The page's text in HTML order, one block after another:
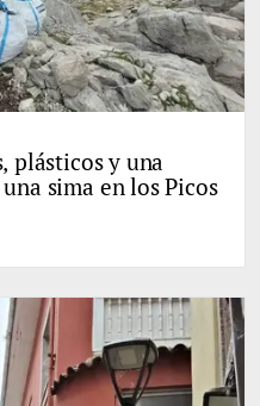
plásticos y una
sima en los Picos